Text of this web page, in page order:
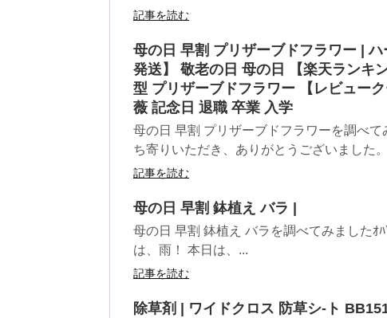
記事を読む
母の日 早割 プリザーブドフラワー |
発送】 敬老の日 母の日 【楽天ランキ
型 プリザーブドフラワー 【レビュー
薇 記念日 退職 卒業 入学
母の日 早割 プリザーブドフラワーを調べ
ち寄りいただき、ありがとうございました
記事を読む
母の日 早割 鉢植え バラ |
母の日 早割 鉢植え バラを調べてみましたｵ
は、雨！ 本日は、...
記事を読む
除草剤 | ワイドクロス 防草シ-ト